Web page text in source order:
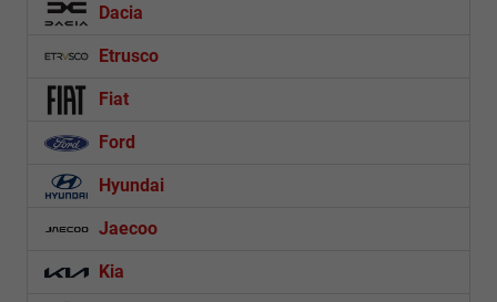
Dacia
Etrusco
Fiat
Ford
Hyundai
Jaecoo
Kia